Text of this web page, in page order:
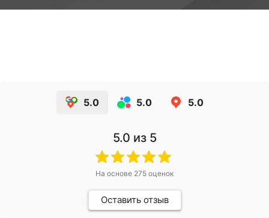
5.0 5.0 5.0
5.0 из 5
На основе 275 оценок
Оставить отзыв